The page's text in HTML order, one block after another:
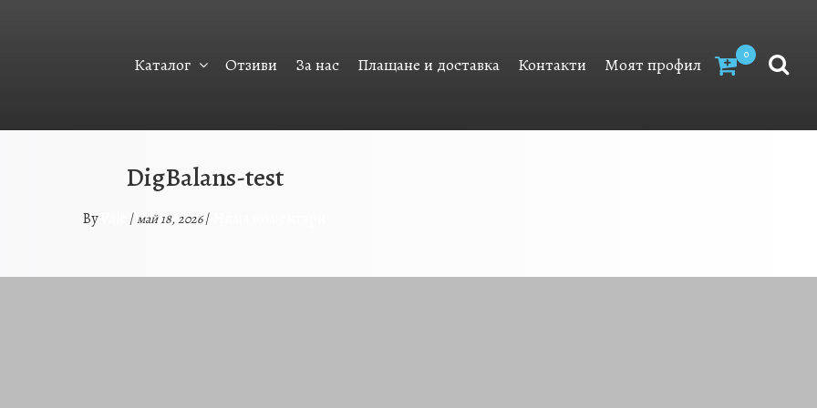
Каталог Отзиви За нас Плащане и доставка Контакти Моят профил 0
DigBalans-test
By /май 18, 2026/